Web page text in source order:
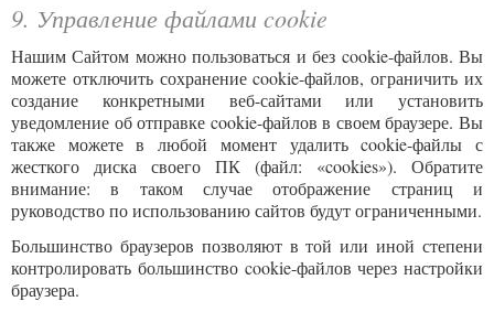
9. Управление файлами cookie
Нашим Сайтом можно пользоваться и без cookie-файлов. Вы
можете отключить сохранение cookie-файлов, ограничить их
создание конкретными веб-сайтами или установить
уведомление об отправке cookie-файлов в своем браузере. Вы
также можете в любой момент удалить cookie-файлы с
жесткого диска своего ПК (файл: «cookies»). Обратите
внимание: в таком случае отображение страниц и
руководство по использованию сайтов будут ограниченными.
Большинство браузеров позволяют в той или иной степени
контролировать большинство cookie-файлов через настройки
браузера.